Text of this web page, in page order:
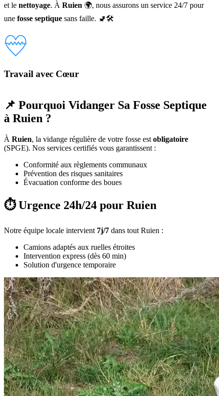
et le nettoyage. À Ruien 🌍, nous assurons un service 24/7 pour
une fosse septique sans faille. 🚽🛠️
Travail avec Cœur
📌 Pourquoi Vidanger Sa Fosse Septique
à Ruien ?
À Ruien, la vidange régulière de votre fosse est obligatoire
(SPGE). Nos services certifiés vous garantissent :
Conformité aux règlements communaux
Prévention des risques sanitaires
Évacuation conforme des boues
⏱️ Urgence 24h/24 pour Ruien
Notre équipe locale intervient 7j/7 dans tout Ruien :
Camions adaptés aux ruelles étroites
Intervention express (dès 60 min)
Solution d'urgence temporaire